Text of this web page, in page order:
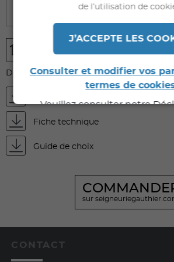
Caractéristiques techniques
DOCUMENTS À TÉLÉCHARGER
Fiche technique
Guide de choix
sur
CONTACT
de l’utilisation de
J’ACCEPTE LES
Consulter et modifier vos
termes de
Veuillez consulter notre
Confidentialité pour de